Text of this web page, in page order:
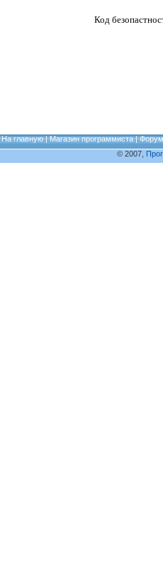
Код
На главную|Магазин программиста|Форум
© 2007,